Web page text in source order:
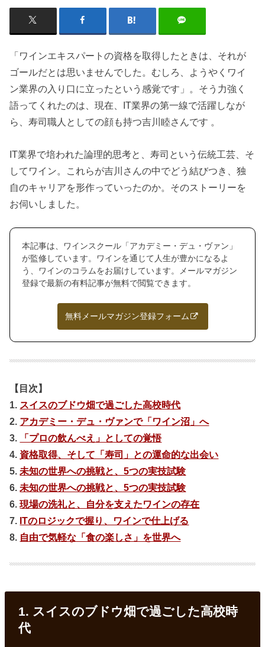
「ワインエキスパートの資格を取得したときは、それが
ゴールだとは思いませんでした。むしろ、ようやくワイ
ン業界の入り口に立ったという感覚です」。そう力強く
語ってくれたのは、現在、IT業界の第一線で活躍しなが
ら、寿司職人としての顔も持つ吉川睦さんです 。
IT業界で培われた論理的思考と、寿司という伝統工芸、そ
してワイン。これらが吉川さんの中でどう結びつき、独
自のキャリアを形作っていったのか。そのストーリーを
お伺いしました。
本記事は、ワインスクール「アカデミー・デュ・ヴァン」
が監修しています。ワインを通じて人生が豊かになるよ
う、ワインのコラムをお届けしています。メールマガジン
登録で最新の有料記事が無料で閲覧できます。
無料メールマガジン登録フォーム
【目次】
1. スイスのブドウ畑で過ごした高校時代
2. アカデミー・デュ・ヴァンで「ワイン沼」へ
3.
「プロの飲んべえ」としての覚悟
4. 資格取得、そして「寿司」との運命的な出会い
5.未知の世界への挑戦と、5つの実技試験
6.未知の世界への挑戦と、5つの実技試験
6.現場の洗礼と、自分を支えたワインの存在
7. ITのロジックで握り、ワインで仕上げる
8. 自由で気軽な「食の楽しさ」を世界へ
1. スイスのブドウ畑で過ごした高校時
代